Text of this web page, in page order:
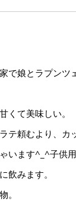
で娘とラプンツ
くて美味しい。
テ頼むより、カ
います^_^子供
飲みます。
。